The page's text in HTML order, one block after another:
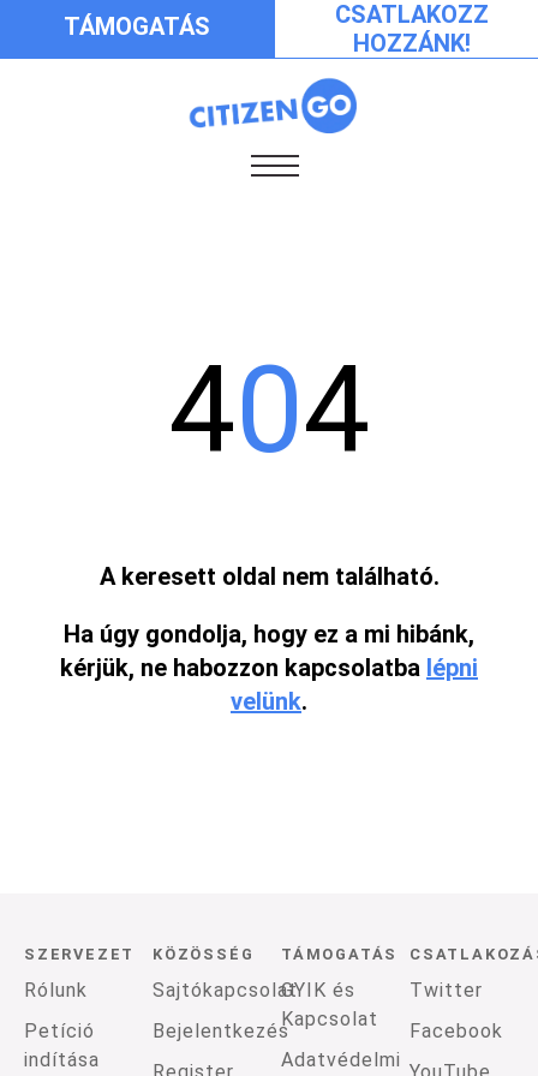
TÁMOGATÁS
CSATLAKOZZ
HOZZÁNK!
404
A keresett oldal nem található.
Ha úgy gondolja, hogy ez a mi hibánk,
kérjük, ne habozzon kapcsolatba lépni
velünk.
SZERVEZET
Rólunk
Petíció
indítása
KÖZÖSSÉG
Sajtókapcsolat
Bejelentkezés
TÁMOGATÁS
GYIK és
Kapcsolat
Adatvédelmi
Twitter
Facebook